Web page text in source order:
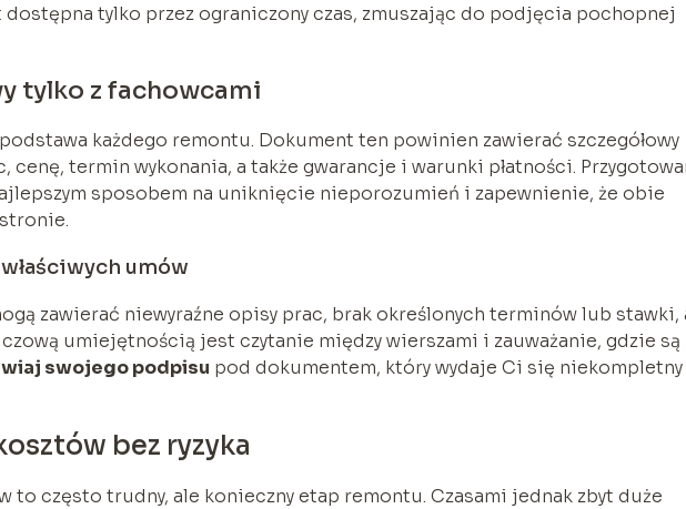
dostępna tylko przez ograniczony czas, zmuszając do podjęcia pochopnej
tylko z fachowcami
każdego remontu. Dokument ten powinien zawierać szczegółowy
cenę, termin wykonania, a także gwarancje i warunki płatności.
sposobem na uniknięcie nieporozumień i zapewnienie, że obie
umów
zawierać niewyraźne opisy prac, brak określonych terminów lub stawki,
umiejętnością jest czytanie między wierszami i zauważanie, gdzie są
swojego podpisu pod dokumentem, który wydaje Ci się
bez ryzyka
to często trudny, ale konieczny etap remontu. Czasami jednak zbyt duże